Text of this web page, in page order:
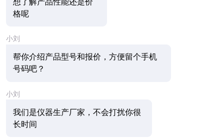
格呢
小刘
帮你介绍产品型号和报价，方便留个手机
号码吧？
小刘
我们是仪器生产厂家，不会打扰你很
长时间